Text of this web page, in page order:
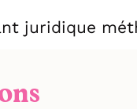
juridique